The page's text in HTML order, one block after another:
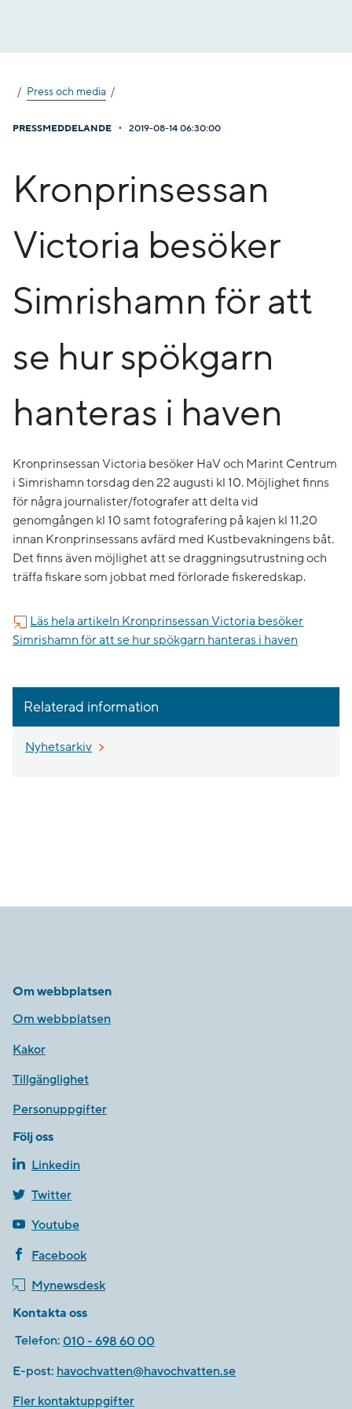
Press och media
PRESSMEDDELANDE • 2019-08-14 06:30:00
Kronprinsessan
Victoria besöker
Simrishamn för att
se hur spökgarn
hanteras i haven
Kronprinsessan Victoria besöker HaV och Marint Centrum
i Simrishamn torsdag den 22 augusti kl 10. Möjlighet finns
för några journalister/fotografer att delta vid
genomgången kl 10 samt fotografering på kajen kl 11.20
innan Kronprinsessans avfärd med Kustbevakningens båt.
Det finns även möjlighet att se draggningsutrustning och
träffa fiskare som jobbat med förlorade fiskeredskap.
Läs hela artikeln Kronprinsessan Victoria besöker
Simrishamn för att se hur spökgarn hanteras i haven
Relaterad information
Nyhetsarkiv
Om webbplatsen
Om webbplatsen
Kakor
Tillgänglighet
Personuppgifter
Följ oss
Linkedin
Twitter
Youtube
Facebook
Mynewsdesk
Kontakta oss
Telefon: 010 - 698 60 00
E-post: havochvatten@havochvatten.se
Fler kontaktuppgifter